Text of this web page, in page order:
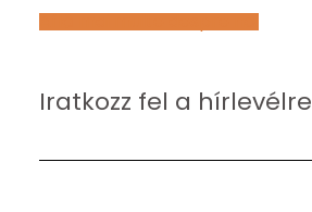
Află mai multe despre noi
Iratkozz fel a hírlevélre